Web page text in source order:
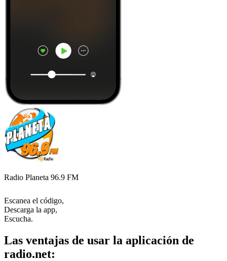
Radio Planeta 96.9 FM
Escanea el código,
Descarga la app,
Escucha.
Las ventajas de usar la aplicación de
radio.net: